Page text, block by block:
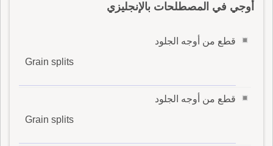
أوجي في المصطلحات بالإنجليزي
قطع من أوجه الجلود
Grain splits
قطع من أوجه الجلود
Grain splits